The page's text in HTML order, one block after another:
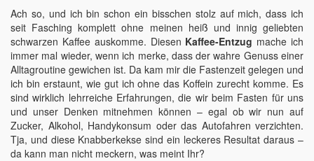
Ach so, und ich bin schon ein bisschen stolz auf mich, dass ich
seit Fasching komplett ohne meinen heiß und innig geliebten
schwarzen Kaffee auskomme. Diesen Kaffee-Entzug mache ich
immer mal wieder, wenn ich merke, dass der wahre Genuss einer
Alltagroutine gewichen ist. Da kam mir die Fastenzeit gelegen und
ich bin erstaunt, wie gut ich ohne das Koffein zurecht komme. Es
sind wirklich lehrreiche Erfahrungen, die wir beim Fasten für uns
und unser Denken mitnehmen können – egal ob wir nun auf
Zucker, Alkohol, Handykonsum oder das Autofahren verzichten.
Tja, und diese Knabberkekse sind ein leckeres Resultat daraus –
da kann man nicht meckern, was meint Ihr?